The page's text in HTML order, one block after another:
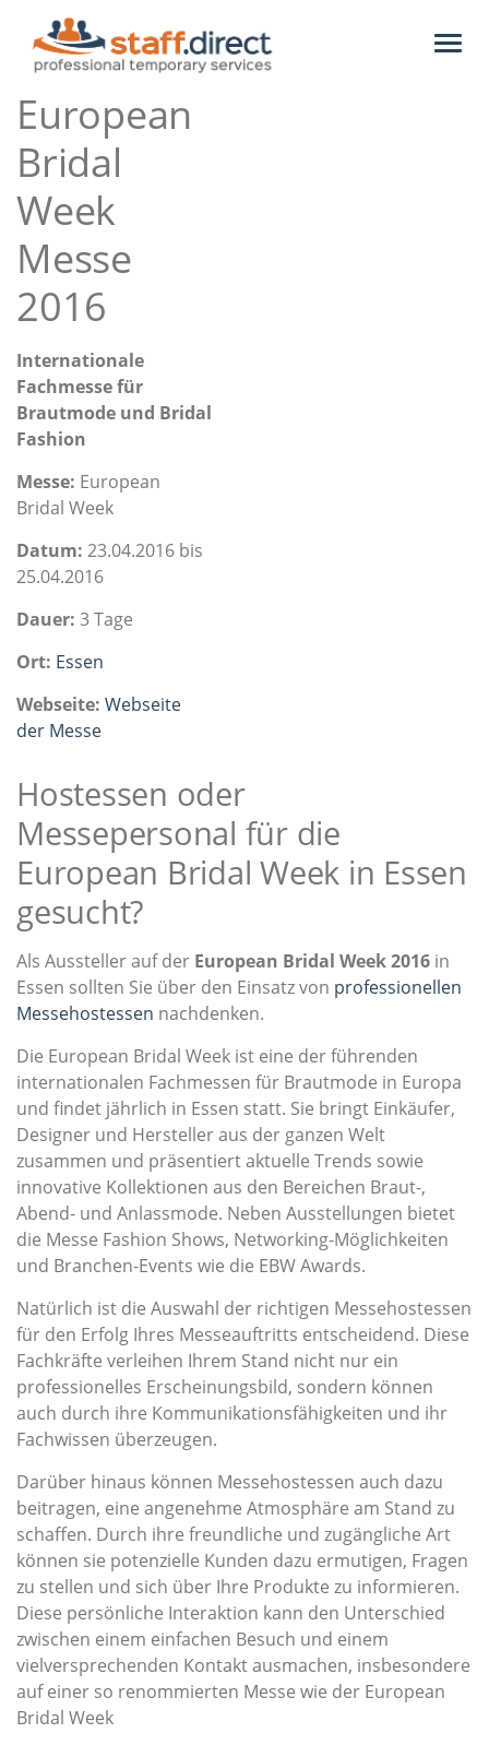
Toggle
European
Bridal
Week
Messe
2016
Internationale
Fachmesse für
Brautmode und Bridal
Fashion
Messe: European
Bridal Week
Datum: 23.04.2016 bis
25.04.2016
Dauer: 3 Tage
Ort: Essen
Webseite: Webseite
der Messe
Hostessen oder
Messepersonal für die
European Bridal Week in Essen
gesucht?
Als Aussteller auf der European Bridal Week 2016 in
Essen sollten Sie über den Einsatz von professionellen
Messehostessen nachdenken.
Die European Bridal Week ist eine der führenden
internationalen Fachmessen für Brautmode in Europa
und findet jährlich in Essen statt. Sie bringt Einkäufer,
Designer und Hersteller aus der ganzen Welt
zusammen und präsentiert aktuelle Trends sowie
innovative Kollektionen aus den Bereichen Braut-,
Abend- und Anlassmode. Neben Ausstellungen bietet
die Messe Fashion Shows, Networking-Möglichkeiten
und Branchen-Events wie die EBW Awards.
Natürlich ist die Auswahl der richtigen Messehostessen
für den Erfolg Ihres Messeauftritts entscheidend. Diese
Fachkräfte verleihen Ihrem Stand nicht nur ein
professionelles Erscheinungsbild, sondern können
auch durch ihre Kommunikationsfähigkeiten und ihr
Fachwissen überzeugen.
Darüber hinaus können Messehostessen auch dazu
beitragen, eine angenehme Atmosphäre am Stand zu
schaffen. Durch ihre freundliche und zugängliche Art
können sie potenzielle Kunden dazu ermutigen, Fragen
zu stellen und sich über Ihre Produkte zu informieren.
Diese persönliche Interaktion kann den Unterschied
zwischen einem einfachen Besuch und einem
vielversprechenden Kontakt ausmachen, insbesondere
auf einer so renommierten Messe wie der European
Bridal Week